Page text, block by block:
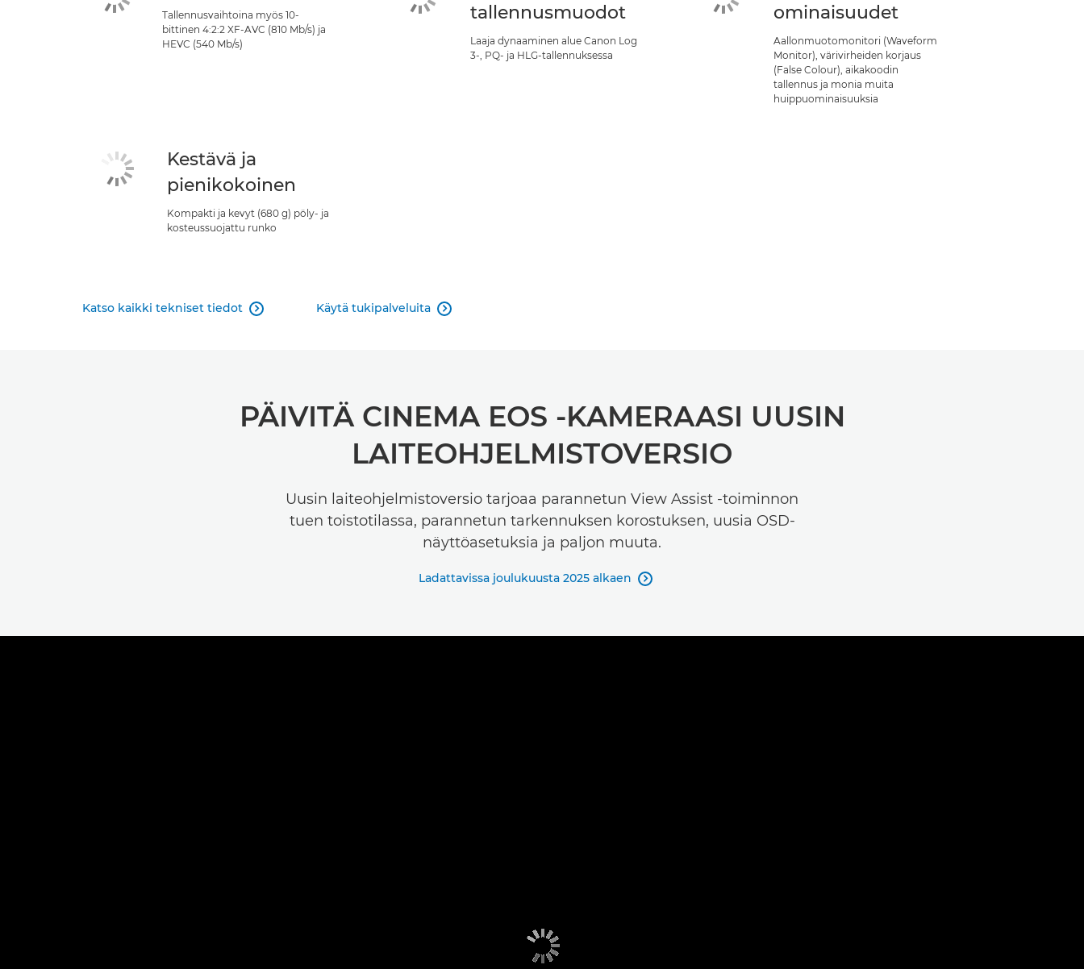
Tallennusvaihtoina myös 10-
bittinen 4:2:2 XF-AVC (810 Mb/s) ja
HEVC (540 Mb/s)
tallennusmuodot
Laaja dynaaminen alue Canon Log
3-, PQ- ja HLG-tallennuksessa
ominaisuudet
Aallonmuotomonitori (Waveform
Monitor), värivirheiden korjaus
(False Colour), aikakoodin
tallennus ja monia muita
huippuominaisuuksia
Kestävä ja
pienikokoinen
Kompakti ja kevyt (680 g) pöly- ja
kosteussuojattu runko
Katso kaikki tekniset tiedot  Käytä tukipalveluita 
PÄIVITÄ CINEMA EOS -KAMERAASI UUSIN
LAITEOHJELMISTOVERSIO
Uusin laiteohjelmistoversio tarjoaa parannetun View Assist -toiminnon
tuen toistotilassa, parannetun tarkennuksen korostuksen, uusia OSD-
näyttöasetuksia ja paljon muuta.
Ladattavissa joulukuusta 2025 alkaen 